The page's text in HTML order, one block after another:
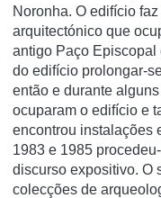
Noronha. O edifício
arquitectónico que
antigo Paço Episcopal
do edifício prolongar-
então e durante
ocuparam o edifício e
encontrou instalações
1983 e 1985
discurso expositivo. O
colecções de